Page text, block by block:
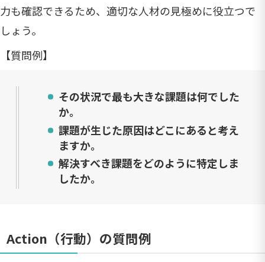
力も確認できるため、適切な人材の見極めに役立つで
しょう。
【質問例】
その状況で最も大きな課題は何でした
か。
課題が生じた原因はどこにあると考え
ますか。
解決すべき課題をどのように特定しま
したか。
Action（行動）の質問例